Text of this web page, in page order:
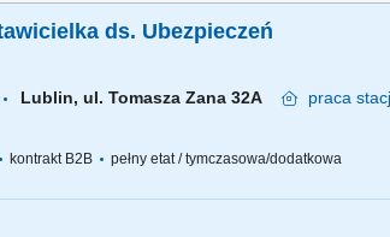
ds. Ubezpieczeń
Lublin, ul. Tomasza Zana 32A praca
kontrakt B2B pełny etat / tymczasowa/dodatkowa